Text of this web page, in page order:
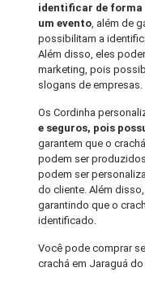
identificar de forma
um evento, além de
possibilitam a
Além disso, eles
marketing, pois
slogans de empresas.
Os Cordinha
e seguros, pois
garantem que o
podem ser
podem ser
do cliente. Além
garantindo que o
identificado.
Você pode comprar
crachá em Jaraguá